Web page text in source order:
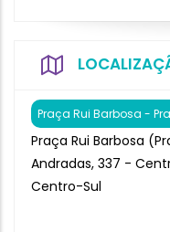
Praça Rui Barbosa -
Praça Rui Barbosa
Andradas, 337 -
Centro-Sul